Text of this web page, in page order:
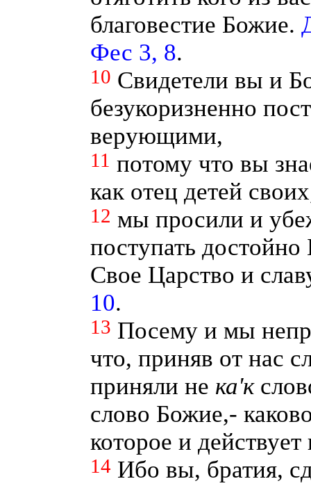
благовестие Божие.
Фес 3, 8.
10 Свидетели вы и
безукоризненно
верующими,
11 потому что вы
как отец детей
12 мы просили и
поступать достойно
Свое Царство и
10.
13 Посему и мы
что, приняв от нас
приняли не ка'к
слово Божие,-
которое и
14 Ибо вы, братия,